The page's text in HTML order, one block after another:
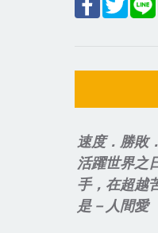
速度．勝敗
活躍世界之
手，在超越
是－人間愛